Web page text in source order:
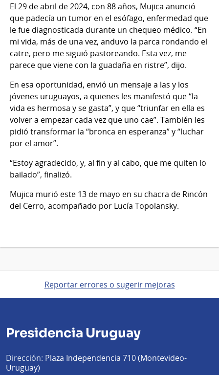
El 29 de abril de 2024, con 88 años, Mujica anunció
que padecía un tumor en el esófago, enfermedad que
le fue diagnosticada durante un chequeo médico. “En
mi vida, más de una vez, anduvo la parca rondando el
catre, pero me siguió pastoreando. Esta vez, me
parece que viene con la guadaña en ristre”, dijo.
En esa oportunidad, envió un mensaje a las y los
jóvenes uruguayos, a quienes les manifestó que “la
vida es hermosa y se gasta”, y que “triunfar en ella es
volver a empezar cada vez que uno cae”. También les
pidió transformar la “bronca en esperanza” y “luchar
por el amor”.
“Estoy agradecido, y, al fin y al cabo, que me quiten lo
bailado”, finalizó.
Mujica murió este 13 de mayo en su chacra de Rincón
del Cerro, acompañado por Lucía Topolansky.
Reportar errores o sugerir mejoras
Presidencia Uruguay
Dirección: Plaza Independencia 710 (Montevideo-
Uruguay)